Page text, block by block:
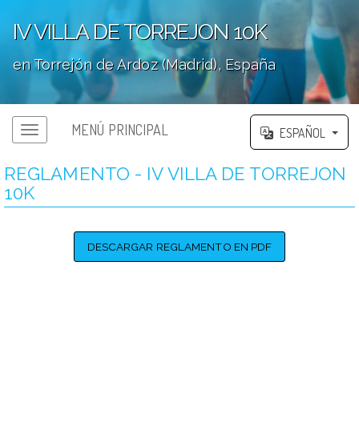
IV VILLA DE TORREJON 10K
en Torrejón de Ardoz (Madrid), España
MENÚ PRINCIPAL ESPAÑOL
REGLAMENTO - IV VILLA DE TORREJON
10K
DESCARGAR REGLAMENTO EN PDF